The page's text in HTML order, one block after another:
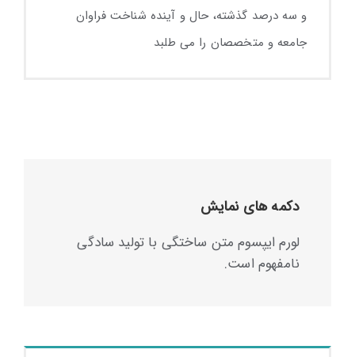
و سه درصد گذشته، حال و آینده شناخت فراوان
جامعه و متخصصان را می طلبد
دکمه های نمایش
لورم ایپسوم متن ساختگی با تولید سادگی
نامفهوم است.